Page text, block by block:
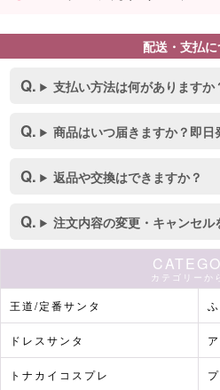
配送・支払
支払い方法は何がありますか
商品はいつ届きますか？即日
返品や交換はできますか？
注文内容の変更・キャンセル
カテゴリーか
王道/定番サンタ
ドレスサンタ
トナカイコスプレ